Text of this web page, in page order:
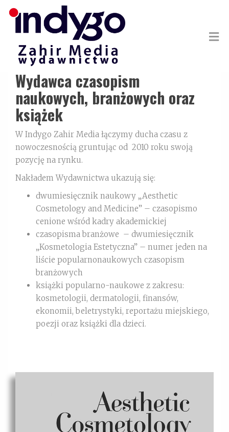
Wydawca czasopism
naukowych, branżowych oraz
książek
W Indygo Zahir Media łączymy ducha czasu z
nowoczesnością gruntując od 2010 roku swoją
pozycję na rynku.
Nakładem Wydawnictwa ukazują się:
dwumiesięcznik naukowy „Aesthetic
Cosmetology and Medicine” – czasopismo
cenione wśród kadry akademickiej
czasopisma branżowe – dwumiesięcznik
„Kosmetologia Estetyczna” – numer jeden na
liście popularnonaukowych czasopism
branżowych
książki popularno-naukowe z zakresu:
kosmetologii, dermatologii, finansów,
ekonomii, beletrystyki, reportażu miejskiego,
poezji oraz książki dla dzieci.